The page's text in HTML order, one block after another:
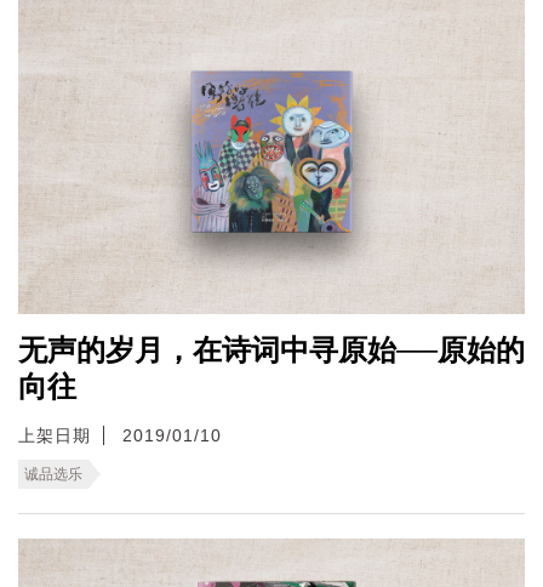
无声的岁月，在诗词中寻原始──原始的
向往
上架日期 2019/01/10
诚品选乐